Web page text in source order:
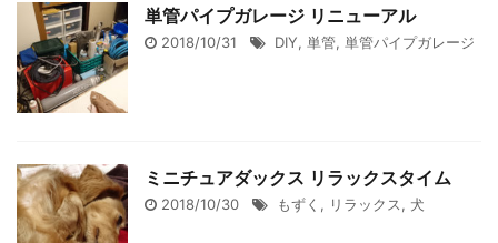
単管パイプガレージ リニューアル
2018/10/31 DIY, 単管, 単管パイプガレージ
ミニチュアダックス リラックスタイム
2018/10/30 もずく , リラックス, 犬